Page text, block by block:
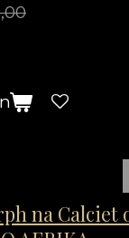
na Calciet